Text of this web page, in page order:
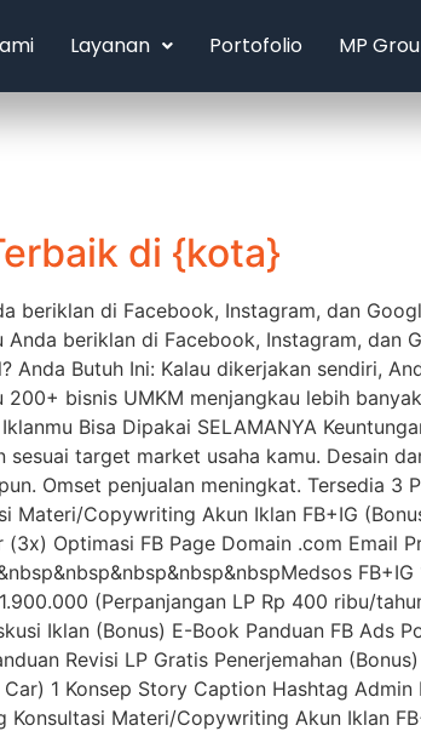
Layanan Portofolio MP
di {kota}
beriklan di Facebook, Instagram, dan
beriklan di Facebook, Instagram, dan
Butuh Ini: Kalau dikerjakan sendiri,
bisnis UMKM menjangkau lebih
Bisa Dipakai SELAMANYA
target market usaha kamu. Desain
Omset penjualan meningkat. Tersedia 3
Materi/Copywriting Akun Iklan FB+IG
Optimasi FB Page Domain .com Email
(Perpanjangan LP Rp 400 ribu/
Iklan (Bonus) E-Book Panduan FB Ads
Revisi LP Gratis Penerjemahan
1 Konsep Story Caption Hashtag
Materi/Copywriting Akun Iklan